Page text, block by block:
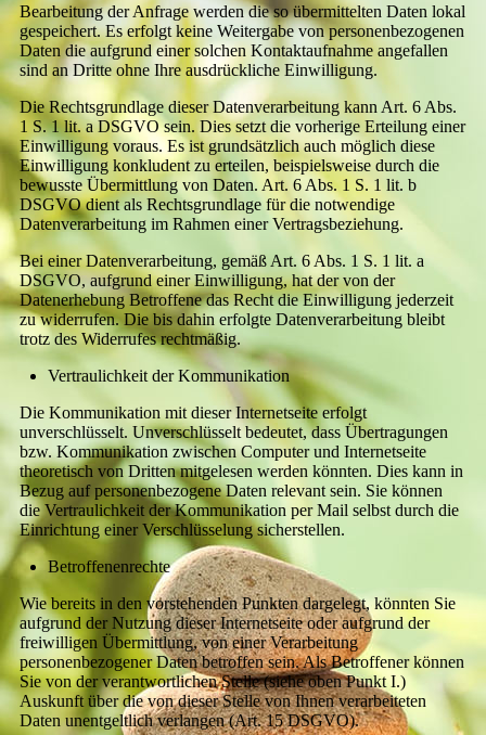
Bearbeitung der Anfrage werden die so übermittelten Daten lokal
gespeichert. Es erfolgt keine Weitergabe von personenbezogenen
Daten die aufgrund einer solchen Kontaktaufnahme angefallen
sind an Dritte ohne Ihre ausdrückliche Einwilligung.
Die Rechtsgrundlage dieser Datenverarbeitung kann Art. 6 Abs.
1 S. 1 lit. a DSGVO sein. Dies setzt die vorherige Erteilung einer
Einwilligung voraus. Es ist grundsätzlich auch möglich diese
Einwilligung konkludent zu erteilen, beispielsweise durch die
bewusste Übermittlung von Daten. Art. 6 Abs. 1 S. 1 lit. b
DSGVO dient als Rechtsgrundlage für die notwendige
Datenverarbeitung im Rahmen einer Vertragsbeziehung.
Bei einer Datenverarbeitung, gemäß Art. 6 Abs. 1 S. 1 lit. a
DSGVO, aufgrund einer Einwilligung, hat der von der
Datenerhebung Betroffene das Recht die Einwilligung jederzeit
zu widerrufen. Die bis dahin erfolgte Datenverarbeitung bleibt
trotz des Widerrufes rechtmäßig.
Vertraulichkeit der Kommunikation
Die Kommunikation mit dieser Internetseite erfolgt
unverschlüsselt. Unverschlüsselt bedeutet, dass Übertragungen
bzw. Kommunikation zwischen Computer und Internetseite
theoretisch von Dritten mitgelesen werden könnten. Dies kann in
Bezug auf personenbezogene Daten relevant sein. Sie können
die Vertraulichkeit der Kommunikation per Mail selbst durch die
Einrichtung einer Verschlüsselung sicherstellen.
Betroffenenrechte
Wie bereits in den vorstehenden Punkten dargelegt, könnten Sie
aufgrund der Nutzung dieser Internetseite oder aufgrund der
freiwilligen Übermittlung, von einer Verarbeitung
personenbezogener Daten betroffen sein. Als Betroffener können
Sie von der verantwortlichen Stelle (siehe oben Punkt I.)
Auskunft über die von dieser Stelle von Ihnen verarbeiteten
Daten unentgeltlich verlangen (Art. 15 DSGVO).